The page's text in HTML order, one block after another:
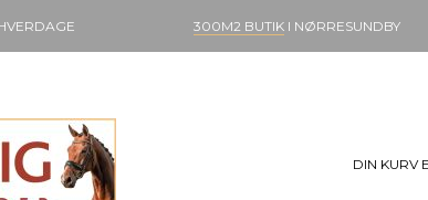
300M2 BUTIKI NØRRESUNDBY
DIN KURV